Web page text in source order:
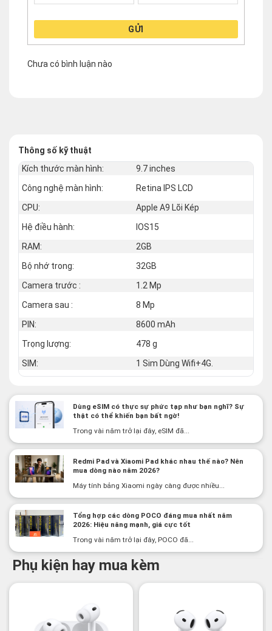
GỬI
Chưa có bình luận nào
Thông số kỹ thuật
Kích thước màn hình:
9.7 inches
Công nghệ màn hình:
Retina IPS LCD
CPU:
Apple A9 Lõi Kép
Hệ điều hành:
IOS15
RAM:
2GB
Bộ nhớ trong:
32GB
Camera trước :
1.2 Mp
Camera sau :
8 Mp
PIN:
8600 mAh
Trọng lượng:
478 g
SIM:
1 Sim Dùng Wifi+4G.
Dùng eSIM có thực sự phức tạp như bạn nghĩ? Sự
thật có thể khiến bạn bất ngờ!
Trong vài năm trở lại đây, eSIM đã...
Redmi Pad và Xiaomi Pad khác nhau thế nào? Nên
mua dòng nào năm 2026?
Máy tính bảng Xiaomi ngày càng được nhiều...
Tổng hợp các dòng POCO đáng mua nhất năm
2026: Hiệu năng mạnh, giá cực tốt
Trong vài năm trở lại đây, POCO đã...
Phụ kiện hay mua kèm